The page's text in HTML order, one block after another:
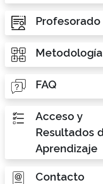
Profesorado
Metodología
FAQ
Acceso y
Resultados
Aprendizaje
Contacto